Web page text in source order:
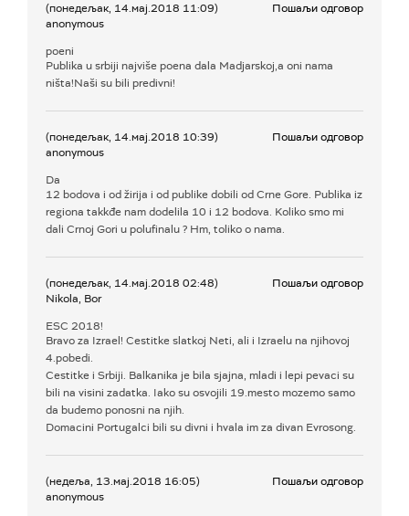
(понедељак, 14.мај.2018 11:09)
anonymous
Пошаљи одговор
poeni
Publika u srbiji najviše poena dala Madjarskoj,a oni nama
ništa!Naši su bili predivni!
(понедељак, 14.мај.2018 10:39)
anonymous
Пошаљи одговор
Da
12 bodova i od žirija i od publike dobili od Crne Gore. Publika iz
regiona takkđe nam dodelila 10 i 12 bodova. Koliko smo mi
dali Crnoj Gori u polufinalu ? Hm, toliko o nama.
(понедељак, 14.мај.2018 02:48)
Nikola, Bor
Пошаљи одговор
ESC 2018!
Bravo za Izrael! Cestitke slatkoj Neti, ali i Izraelu na njihovoj
4.pobedi.
Cestitke i Srbiji. Balkanika je bila sjajna, mladi i lepi pevaci su
bili na visini zadatka. Iako su osvojili 19.mesto mozemo samo
da budemo ponosni na njih.
Domacini Portugalci bili su divni i hvala im za divan Evrosong.
(недеља, 13.мај.2018 16:05)
anonymous
Пошаљи одговор